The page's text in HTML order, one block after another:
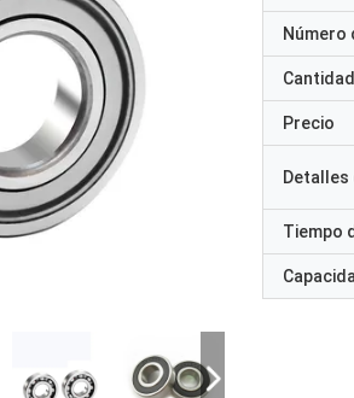
Número
Precio
Detalles
Tiempo